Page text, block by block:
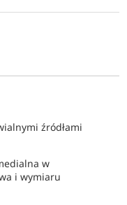
źródłami
w
i wymiaru